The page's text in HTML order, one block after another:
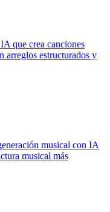
que crea canciones
arreglos estructurados y
musical con IA
musical más